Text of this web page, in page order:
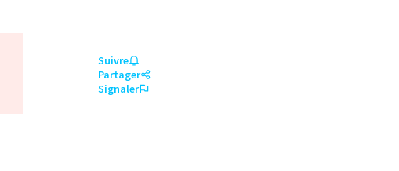
Suivre
Partager
Signaler